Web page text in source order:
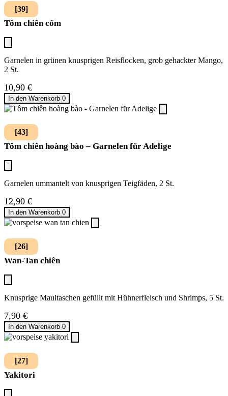
[39]
Tôm chiên cốm
Garnelen in grünen knusprigen Reisflocken, grob gehackter Mango,
2 St.
10,90 €
In den Warenkorb 0
[43]
Tôm chiên hoàng bào – Garnelen für Adelige
Garnelen ummantelt von knusprigen Teigfäden, 2 St.
12,90 €
In den Warenkorb 0
[26]
Wan-Tan chiên
Knusprige Maultaschen gefüllt mit Hühnerfleisch und Shrimps, 5 St.
7,90 €
In den Warenkorb 0
[27]
Yakitori